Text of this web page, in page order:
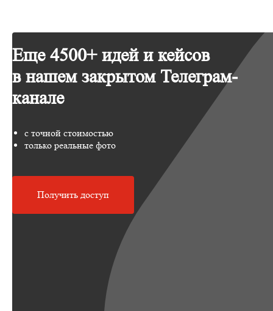
Еще 4500+ идей и кейсов
в нашем закрытом Телеграм-
канале
с точной стоимостью
только реальные фото
Получить доступ